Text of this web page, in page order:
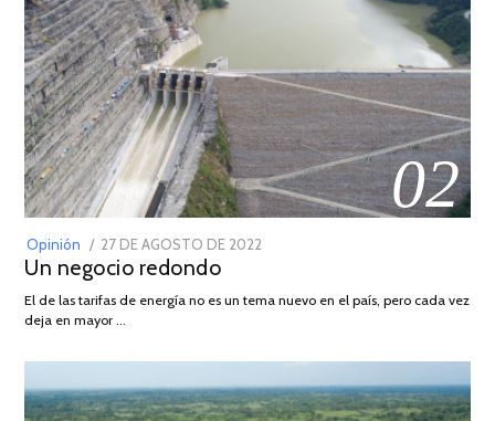
02
Opinión
POSTED
ON
27 DE AGOSTO DE 2022
DE
Un negocio redondo
El de las tarifas de energía no es un tema nuevo en el país, pero cada vez
deja en mayor …